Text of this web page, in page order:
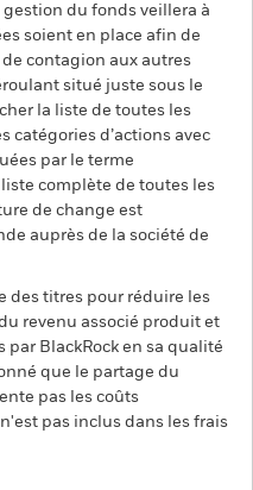
gestion du fonds veillera à
soient en place afin de
contagion aux autres
situé juste sous le
la liste de toutes les
catégories d’actions avec
par le terme
complète de toutes les
de change est
auprès de la société de
des titres pour réduire les
revenu associé produit et
par BlackRock en sa qualité
que le partage du
pas les coûts
pas inclus dans les frais